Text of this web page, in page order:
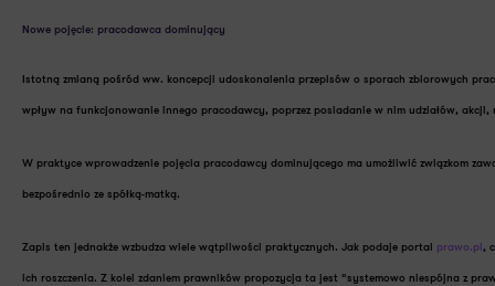
Nowe pojęcie: pracodawca dominujący
Istotną zmianą pośród ww. koncepcji udoskonalenia przepisów o sporach zbiorowych
wpływ na funkcjonowanie innego pracodawcy, poprzez posiadanie w nim udziałów,
W praktyce wprowadzenie pojęcia pracodawcy dominującego ma umożliwić związkom
bezpośrednio ze spółką-matką.
Zapis ten jednakże wzbudza wiele wątpliwości praktycznych. Jak podaje portal prawo.pl ,
ich roszczenia. Z kolei zdaniem prawników propozycja ta jest “systemowo niespójna z